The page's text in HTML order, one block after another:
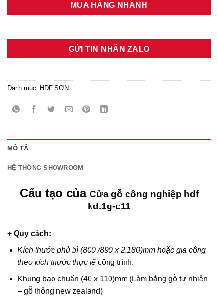
MUA HÀNG NHANH
GỬI TIN NHẮN ZALO
Danh mục: HDF SƠN
MÔ TẢ
HỆ THỐNG SHOWROOM
Cấu tạo của Cửa gỗ công nghiệp hdf
kd.1g-c11
+ Quy cách:
Kích thước phủ bì (800 /890 x 2.180)mm hoặc gia công
theo kích thước thực tế công trình.
Khung bao chuẩn (40 x 110)mm (Làm bằng gỗ tự nhiên
– gỗ thông new zealand)